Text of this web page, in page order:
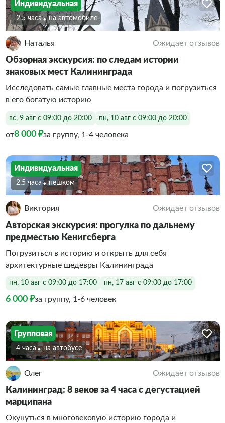
Индивидуальная
2.5 часа На автомобиле
Наталья Ожидает отзывов
Обзорная экскурсия: по следам истории
знаковых мест Калининграда
Исследовать самые главные места города и погрузиться
в его богатую историю
вс, 9 авг с 09:00 до 20:00 пн, 10 авг с 09:00 до 20:00
от8 000 ₽за группу, 1-4 человека
Индивидуальная
2.5 часа Пешком
Виктория Ожидает отзывов
Авторская экскурсия: прогулка по дальнему
предместью Кенигсберга
Погрузиться в историю и открыть для себя
архитектурные шедевры Калининграда
пн, 10 авг с 09:00 до 17:00 пн, 17 авг с 09:00 до 17:00
6 000 ₽за группу, 1-6 человек
Групповая
4 часа На автобусе
Олег Ожидает отзывов
Калининград: 8 веков за 4 часа с дегустацией
марципана
Окунуться в многовековую историю города и